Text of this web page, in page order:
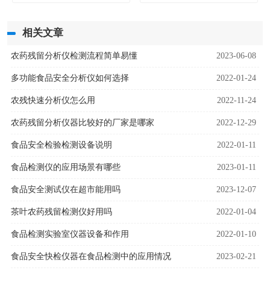
相关文章
农药残留分析仪检测流程简单易懂 2023-06-08
多功能食品安全分析仪如何选择 2022-01-24
农残快速分析仪怎么用 2022-11-24
农药残留分析仪器比较好的厂家是哪家 2022-12-29
食品安全检验检测设备说明 2022-01-11
食品检测仪的应用场景有哪些 2023-01-11
食品安全测试仪在超市能用吗 2023-12-07
茶叶农药残留检测仪好用吗 2022-01-04
食品检测实验室仪器设备和作用 2022-01-10
食品安全快检仪器在食品检测中的应用情况 2023-02-21